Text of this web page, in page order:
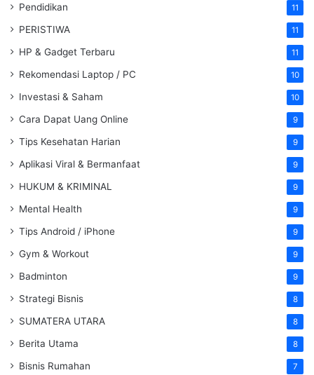
Pendidikan 11
PERISTIWA 11
HP & Gadget Terbaru 11
Rekomendasi Laptop / PC 10
Investasi & Saham 10
Cara Dapat Uang Online 9
Tips Kesehatan Harian 9
Aplikasi Viral & Bermanfaat 9
HUKUM & KRIMINAL 9
Mental Health 9
Tips Android / iPhone 9
Gym & Workout 9
Badminton 9
Strategi Bisnis 8
SUMATERA UTARA 8
Berita Utama 8
Bisnis Rumahan 7